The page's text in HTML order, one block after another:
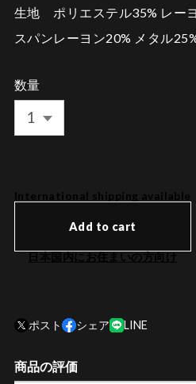
生地 ポリエステル35% レー
スパンレーヨン20% メタル
数量
International shipping available
Add to cart
日本国内にお住まいの方向け
ポスト シェア LINE
商品の評価